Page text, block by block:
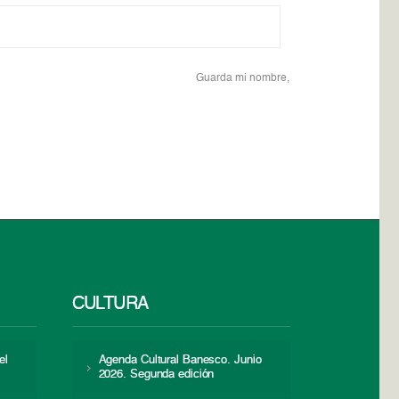
Guarda mi nombre,
CULTURA
Agenda Cultural Banesco. Junio
2026. Segunda edición